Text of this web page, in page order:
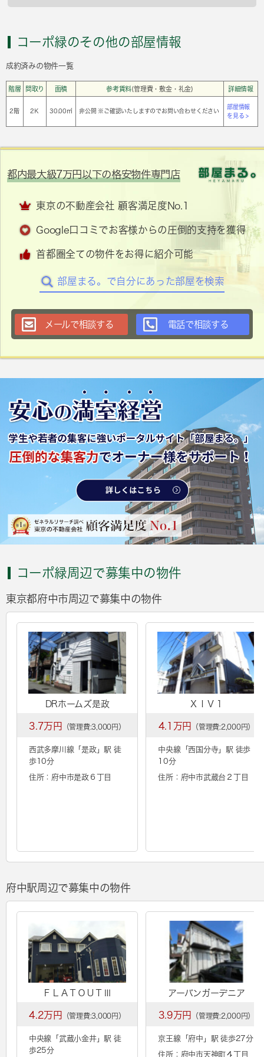
コーポ緑のその他の部屋情報
成約済みの物件一覧
階層 間取り 面積 参考賃料(管理費・敷金・礼金) 詳細情報
2階 2Ｋ 30.00㎡ 非公開 ※ご確認いたしますのでお問い合わせください
部屋情報
を見る >
都内最大級7万円以下の格安物件専門店
東京の不動産会社 顧客満足度No.1
Google口コミでお客様からの圧倒的支持を獲得
首都圏全ての物件をお得に紹介可能
部屋まる。で自分にあった部屋を検索
メールで相談する 電話で相談する
コーポ緑周辺で募集中の物件
東京都府中市周辺で募集中の物件
DRホームズ是政
3.7万円 （管理費:3,000円）
西武多摩川線「是政」駅 徒
歩10分
住所：府中市是政６丁目
ＸＩＶ１
4.1万円 （管理費:2,000円）
中央線「 西国分寺」駅 徒歩
10分
住所：府中市武蔵台２丁目
府中駅周辺で募集中の物件
ＦＬＡＴＯＵＴⅢ
4.2万円 （管理費:3,000円）
中央線「 武蔵小金井」駅 徒
歩25分
アーバンガーデニア
3.9万円 （管理費:2,000円）
京王線「 府中 」駅 徒歩27分
住所：府中市天神町４丁目